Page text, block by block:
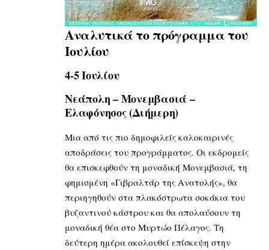
Αναλυτικά το πρόγραμμα του
Ιουλίου
4-5 Ιουλίου
Νεάπολη – Μονεμβασιά –
Ελαφόνησος (Διήμερη)
Μια από τις πιο δημοφιλείς καλοκαιρινές
αποδράσεις του προγράμματος. Οι εκδρομείς
θα επισκεφθούν τη μοναδική Μονεμβασιά, τη
φημισμένη «Γιβραλτάρ της Ανατολής», θα
περιηγηθούν στα πλακόστρωτα σοκάκια του
βυζαντινού κάστρου και θα απολαύσουν τη
μοναδική θέα στο Μυρτώο Πέλαγος. Τη
δεύτερη ημέρα ακολουθεί επίσκεψη στην